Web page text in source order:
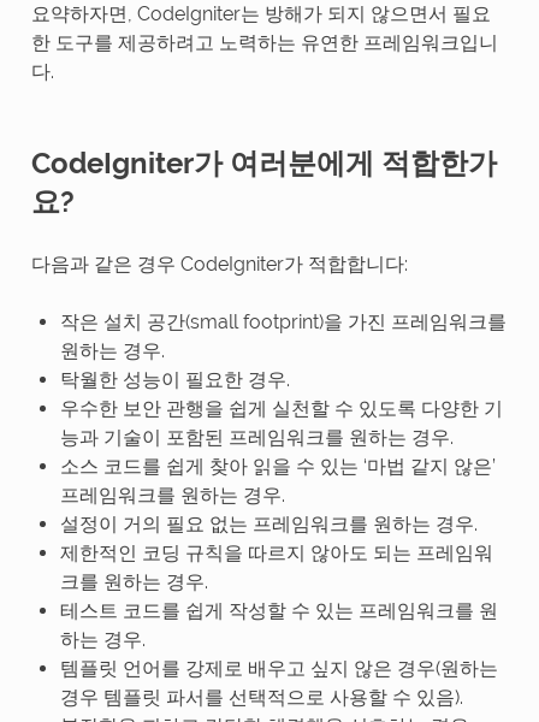
요약하자면, CodeIgniter는 방해가 되지 않으면서 필요
한 도구를 제공하려고 노력하는 유연한 프레임워크입니
다.
CodeIgniter가 여러분에게 적합한가
요?
다음과 같은 경우 CodeIgniter가 적합합니다:
작은 설치 공간(small footprint)을 가진 프레임워크를
원하는 경우.
탁월한 성능이 필요한 경우.
우수한 보안 관행을 쉽게 실천할 수 있도록 다양한 기
능과 기술이 포함된 프레임워크를 원하는 경우.
소스 코드를 쉽게 찾아 읽을 수 있는 ‘마법 같지 않은’
프레임워크를 원하는 경우.
설정이 거의 필요 없는 프레임워크를 원하는 경우.
제한적인 코딩 규칙을 따르지 않아도 되는 프레임워
크를 원하는 경우.
테스트 코드를 쉽게 작성할 수 있는 프레임워크를 원
하는 경우.
템플릿 언어를 강제로 배우고 싶지 않은 경우(원하는
경우 템플릿 파서를 선택적으로 사용할 수 있음).